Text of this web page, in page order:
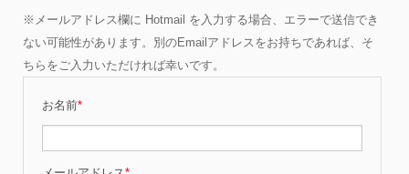
※メールアドレス欄に Hotmail を入力する場合、エラーで送信でき
ない可能性があります。別のEmailアドレスをお持ちであれば、そ
ちらをご入力いただければ幸いです。
お名前*